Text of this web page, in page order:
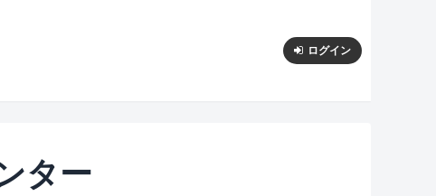
ログイン
ター